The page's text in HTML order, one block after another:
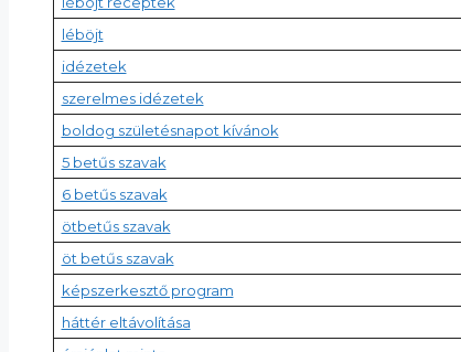
léböjt
idézetek
szerelmes idézetek
boldog születésnapot kívánok
5 betűs szavak
6 betűs szavak
ötbetűs szavak
öt betűs szavak
képszerkesztő program
háttér eltávolítása